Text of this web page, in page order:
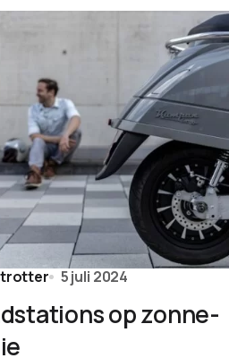
5 juli 2024
op zonne-